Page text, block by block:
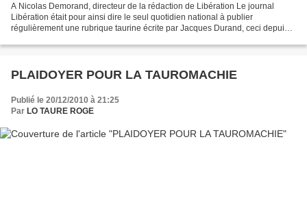
A Nicolas Demorand, directeur de la rédaction de Libération Le journal
Libération était pour ainsi dire le seul quotidien national à publier
régulièrement une rubrique taurine écrite par Jacques Durand, ceci depuis
PLAIDOYER POUR LA TAUROMACHIE
Publié le 20/12/2010 à 21:25
Par LO TAURE ROGE